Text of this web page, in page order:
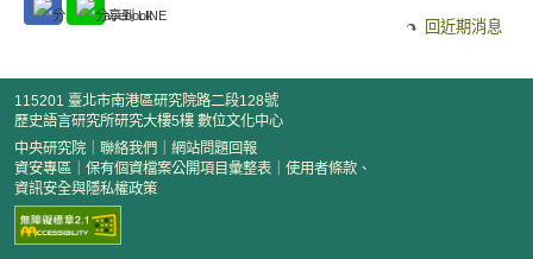
回近期消息
115201 臺北市南港區研究院路二段128號
歷史語言研究所研究大樓5樓 數位文化中心
中央研究院
聯絡我們
網站問題回報
資安專區
保有個資檔案公開項目彙整表
使用者條款、
資訊安全與隱私權政策